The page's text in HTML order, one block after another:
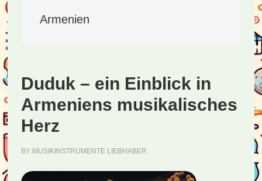
Armenien
Duduk – ein Einblick in
Armeniens musikalisches
Herz
BY MUSIKINSTRUMENTE LIEBHABER